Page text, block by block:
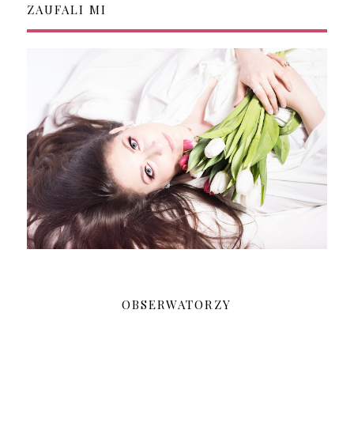
ZAUFALI MI
OBSERWATORZY